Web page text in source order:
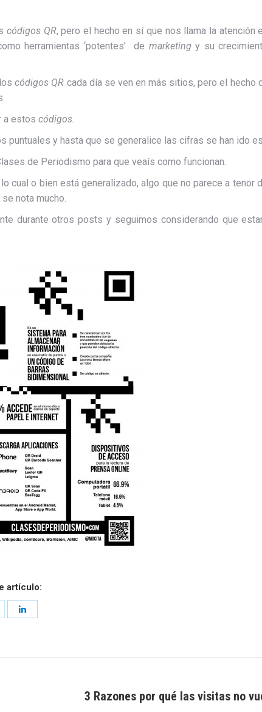
códigos QR, pero el hecho en sí que nos llama la atención
herramientas ‘potentes’ de marketingy su
loscódigos QR cada día se ven en más sitios, pero el hecho
a estos códigos.
y hasta que se generalice las cifras se han ido
de Periodismo para que veaís como funcionan.
cual o bien está generalizado, algo que no parece a tenor
nota mucho.
durante otros posts y seguimos considerando que
artículo:
Share
3 Razones por qué las visitas no